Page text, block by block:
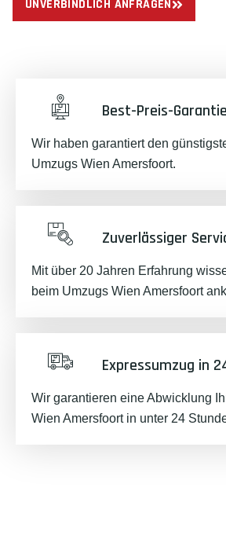
UNVERBINDLICH ANFRAGEN
Best-Preis-
Wir haben garantiert den
Umzugs Wien Amersfoort.
Zuverlässiger
Mit über 20 Jahren Erfahrung
beim Umzugs Wien Amersfoort
Expressumzug in
Wir garantieren eine Abwicklung
Wien Amersfoort in unter 24